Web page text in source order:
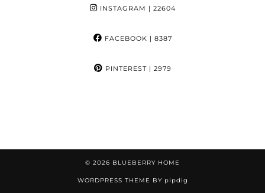
INSTAGRAM | 22604
FACEBOOK | 8387
PINTEREST| 2979
© 2026 BLUEBERRY HOME
WORDPRESS THEME BY pipdig